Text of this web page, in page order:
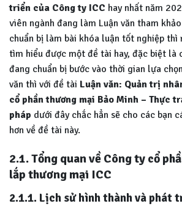
triển của Công ty ICC hay nhất năm
viên ngành đang làm Luận văn tham
chuẩn bị làm bài khóa luận tốt nghiệp
tìm hiểu được một đề tài hay, đặc biệt là
đang chuẩn bị bước vào thời gian lựa
văn thì với đề tài Luận văn: Quản trị
cổ phần thương mại Bảo Minh – Thực
pháp dưới đây chắc hẳn sẽ cho các bạn
hơn về đề tài này.
2.1. Tổng quan về Công ty cổ
lắp thương mại ICC
2.1.1. Lịch sử hình thành và phát